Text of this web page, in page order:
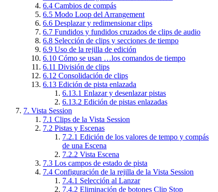
6.4 Cambios de compás
6.5 Modo Loop del Arrangement
6.6 Desplazar y redimensionar clips
6.7 Fundidos y fundidos cruzados de clips de audio
6.8 Selección de clips y secciones de tiempo
6.9 Uso de la rejilla de edición
6.10 Cómo se usan …los comandos de tiempo
6.11 División de clips
6.12 Consolidación de clips
6.13 Edición de pista enlazada
6.13.1 Enlazar y desenlazar pistas
6.13.2 Edición de pistas enlazadas
7. Vista Session
7.1 Clips de la Vista Session
7.2 Pistas y Escenas
7.2.1 Edición de los valores de tempo y compás
de una Escena
7.2.2 Vista Escena
7.3 Los campos de estado de pista
7.4 Configuración de la rejilla de la Vista Session
7.4.1 Selección al Lanzar
7.4.2 Eliminación de botones Clip Stop